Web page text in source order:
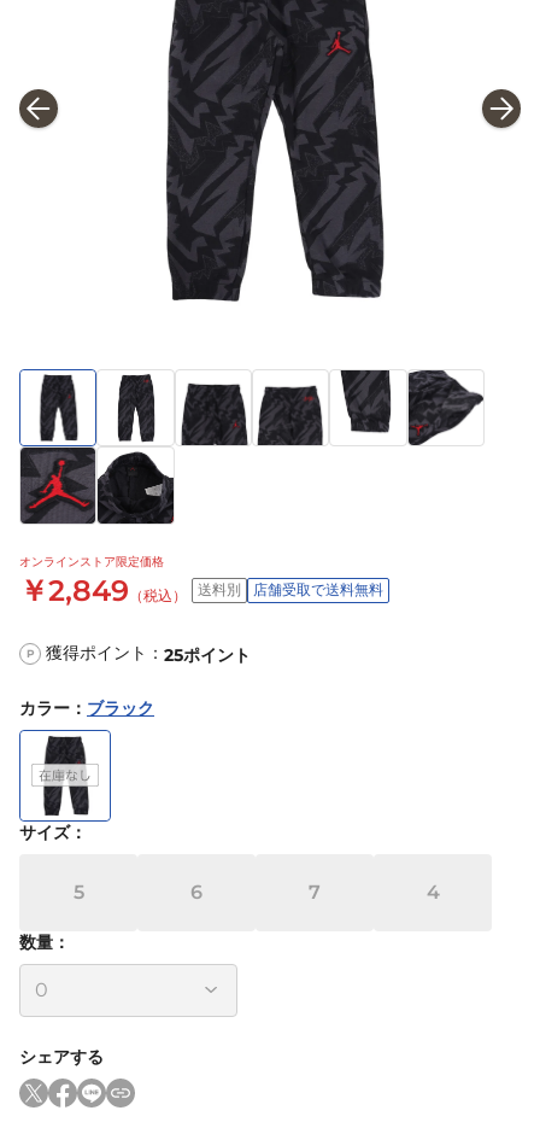
オンラインストア限定価格
￥2,849 （税込） 送料別 店舗受取で送料無料
P 獲得ポイント： 25ポイント
カラー ： ブラック
サイズ：
5 6 7 4
数量：
シェアする